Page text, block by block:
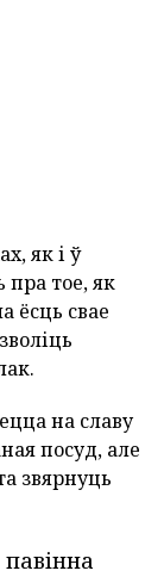
як і ў
тое, як
ёсць свае
на славу
посуд, але
звярнуць